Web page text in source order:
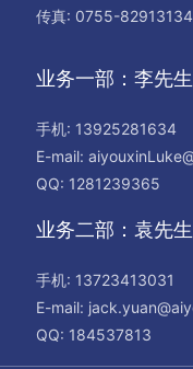
传真: 0755-82913134
业务一部：李先生
手机: 13925281634
E-mail:
QQ: 1281239365
业务二部：袁先生
手机: 13723413031
E-mail:
QQ: 184537813